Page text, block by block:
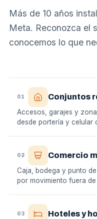
Más de 10 años
Meta. Reconozca el
conocemos lo que
01 Conjuntos
Accesos, garajes y
desde portería y celular
02 Comercio
Caja, bodega y punto
por movimiento fuera
03 Hoteles y